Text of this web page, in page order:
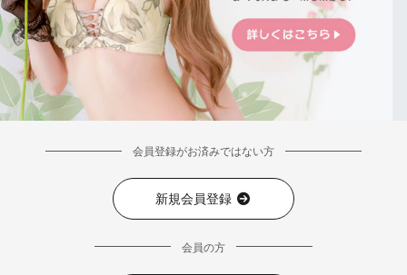
会員登録がお済みではない方
新規会員登録
会員の方